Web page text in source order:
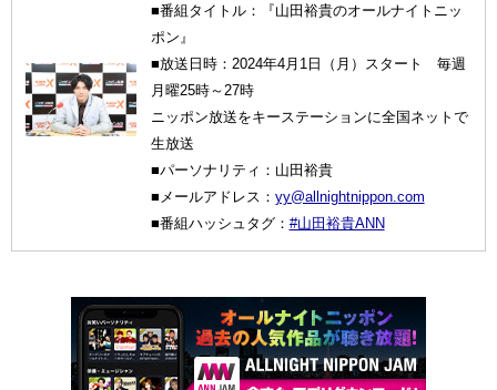
■番組タイトル：『山田裕貴のオールナイトニッ
ポン』
■放送日時：2024年4月1日（月）スタート 毎週
月曜25時～27時
ニッポン放送をキーステーションに全国ネットで
生放送
■パーソナリティ：山田裕貴
■メールアドレス： yy@allnightnippon.com
■番組ハッシュタグ： #山田裕貴ANN